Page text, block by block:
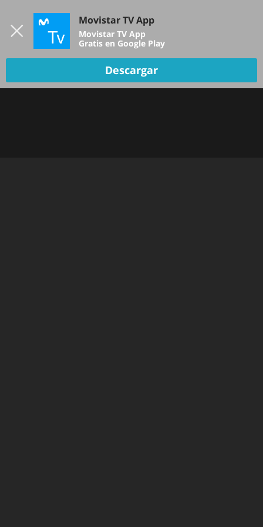
TV EN VIVO
Movistar TV App
Movistar TV App
Gratis en Google Play
Descargar